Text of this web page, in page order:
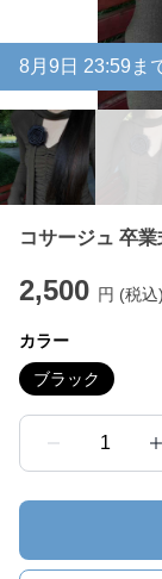
8月 9 日 23:59ま
コサージュ 卒
2,500 円 (税込)
カラー
ブラック
1